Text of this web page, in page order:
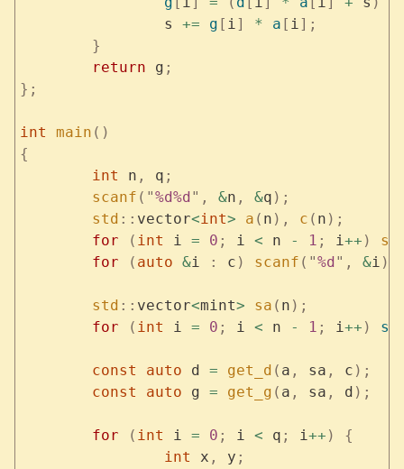
		s
+= g [ i] * a [ i];
	}
	return
g ;
};
int main ()
{
	int
n , q ;
	scanf
( "%d%d" , &n , &q );
	std
:: vector<int> a ( n ), c ( n );
	for
( int i = 0 ; i < n - 1 ; i++ )
	for
( auto &i : c ) scanf ( "%d" , &i );
	std
:: vector<mint> sa ( n );
	for
( int i = 0 ; i < n - 1 ; i++ ) sa
	const
auto d = get_d ( a , sa , c );
	const
auto g = get_g ( a , sa , d );
	for
( int i = 0 ; i < q ; i++ )
{
		int
x , y ;